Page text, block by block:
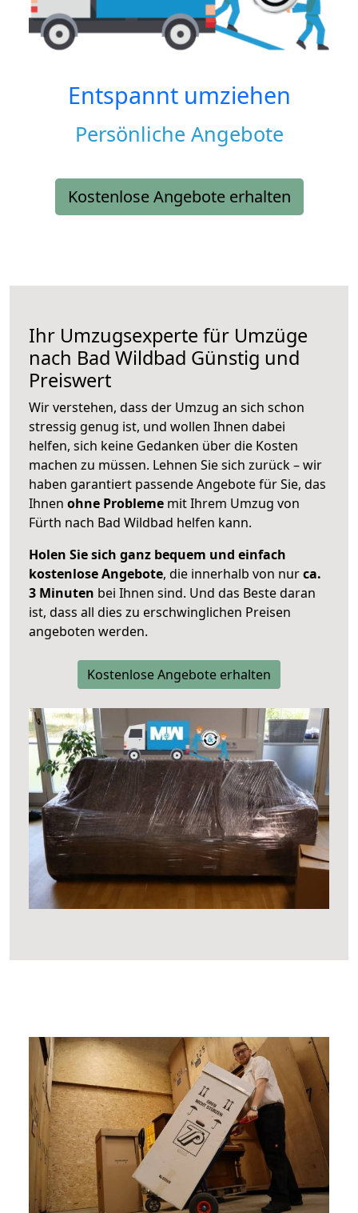
Entspannt umziehen
Persönliche Angebote
Kostenlose Angebote erhalten
Ihr Umzugsexperte für Umzüge
nach Bad Wildbad Günstig und
Preiswert
Wir verstehen, dass der Umzug an sich schon
stressig genug ist, und wollen Ihnen dabei
helfen, sich keine Gedanken über die Kosten
machen zu müssen. Lehnen Sie sich zurück – wir
haben garantiert passende Angebote für Sie, das
Ihnen ohne Probleme mit Ihrem Umzug von
Fürth nach Bad Wildbad helfen kann.
Holen Sie sich ganz bequem und einfach
kostenlose Angebote, die innerhalb von nurca.
3 Minuten bei Ihnen sind. Und das Beste daran
ist, dass all dies zu erschwinglichen Preisen
angeboten werden.
Kostenlose Angebote erhalten